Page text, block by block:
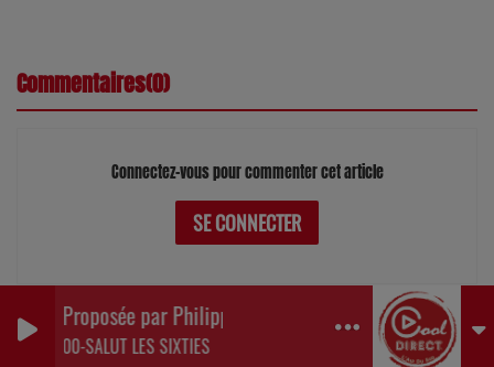
Proposée par Philippe Detraux
00-SALUT LES SIXTIES
0 0
Commentaires(0)
Connectez-vous pour commenter cet article
SE CONNECTER